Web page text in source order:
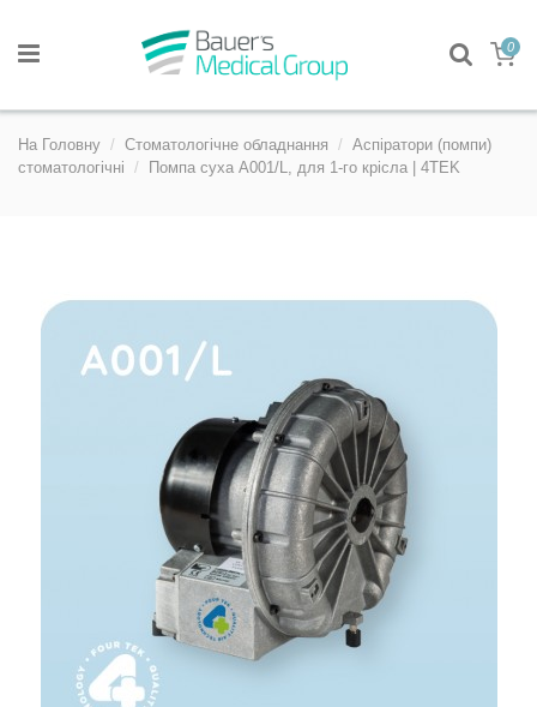
0
На Головну Стоматологічне обладнання
Аспіратори (помпи)
стоматологічні
Помпа суха A001/L, для 1-го крiсла | 4TEK